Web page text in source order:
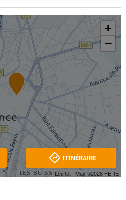
+
−
Leaflet | Map ©2026 HERE
ITINÉRAIRE